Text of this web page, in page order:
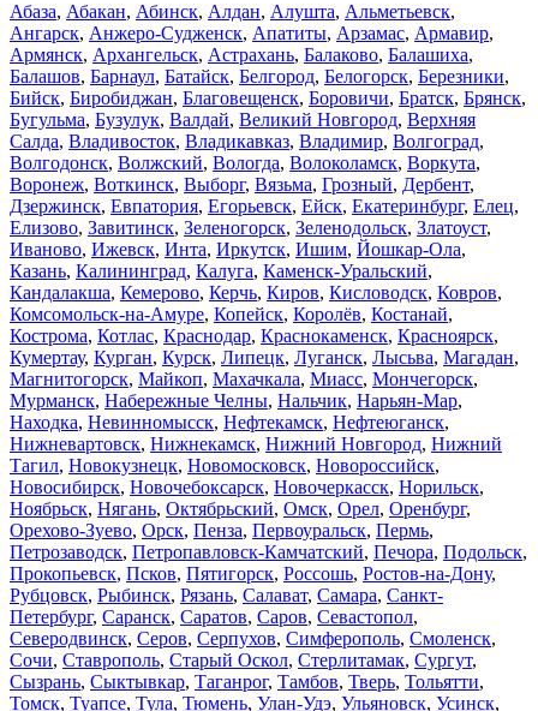
Абаза, Абакан, Абинск, Алдан, Алушта, Альметьевск,
Ангарск, Анжеро-Судженск, Апатиты, Арзамас, Армавир,
Армянск, Архангельск, Астрахань, Балаково, Балашиха,
Балашов, Барнаул, Батайск, Белгород, Белогорск, Березники,
Бийск, Биробиджан, Благовещенск, Боровичи, Братск, Брянск,
Бугульма, Бузулук, Валдай, Великий Новгород, Верхняя
Салда, Владивосток, Владикавказ, Владимир, Волгоград,
Волгодонск, Волжский, Вологда, Волоколамск, Воркута,
Воронеж, Воткинск, Выборг, Вязьма, Грозный, Дербент,
Дзержинск, Евпатория, Егорьевск, Ейск, Екатеринбург, Елец,
Елизово, Завитинск, Зеленогорск, Зеленодольск, Златоуст,
Иваново, Ижевск, Инта, Иркутск, Ишим, Йошкар-Ола,
Казань, Калининград, Калуга, Каменск-Уральский,
Кандалакша, Кемерово, Керчь, Киров, Кисловодск, Ковров,
Комсомольск-на-Амуре, Копейск, Королёв, Костанай,
Кострома, Котлас, Краснодар, Краснокаменск, Красноярск,
Кумертау, Курган, Курск, Липецк, Луганск, Лысьва, Магадан,
Магнитогорск, Майкоп, Махачкала, Миасс, Мончегорск,
Мурманск, Набережные Челны, Нальчик, Нарьян-Мар,
Находка, Невинномысск, Нефтекамск, Нефтеюганск,
Нижневартовск, Нижнекамск, Нижний Новгород, Нижний
Тагил, Новокузнецк, Новомосковск, Новороссийск,
Новосибирск, Новочебоксарск, Новочеркасск, Норильск,
Ноябрьск, Нягань, Октябрьский, Омск, Орел, Оренбург,
Орехово-Зуево, Орск, Пенза, Первоуральск, Пермь,
Петрозаводск, Петропавловск-Камчатский, Печора, Подольск,
Прокопьевск, Псков, Пятигорск, Россошь, Ростов-на-Дону,
Рубцовск, Рыбинск, Рязань, Салават, Самара, Санкт-
Петербург, Саранск, Саратов, Саров, Севастопол,
Северодвинск, Серов, Серпухов, Симферополь, Смоленск,
Сочи, Ставрополь, Старый Оскол, Стерлитамак, Сургут,
Сызрань, Сыктывкар, Таганрог, Тамбов, Тверь, Тольятти,
Томск, Туапсе, Тула, Тюмень, Улан-Удэ, Ульяновск, Усинск,